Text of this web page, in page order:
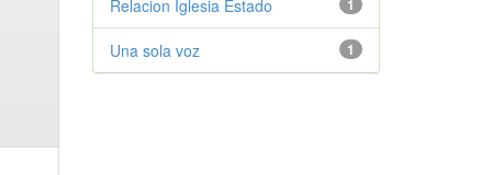
1
Relacion Iglesia Estado
1
Una sola voz